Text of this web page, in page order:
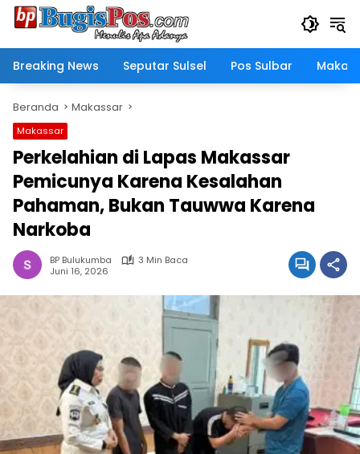
Langsung
Breaking News
Seputar Sulsel Pos Sulbar
Beranda Makassar
Makassar
Perkelahian di Lapas Makassar
Pemicunya Karena Kesalahan
Pahaman, Bukan Tauwwa Karena
Narkoba
BP Bulukumba
3 Min Baca
Juni 16, 2026